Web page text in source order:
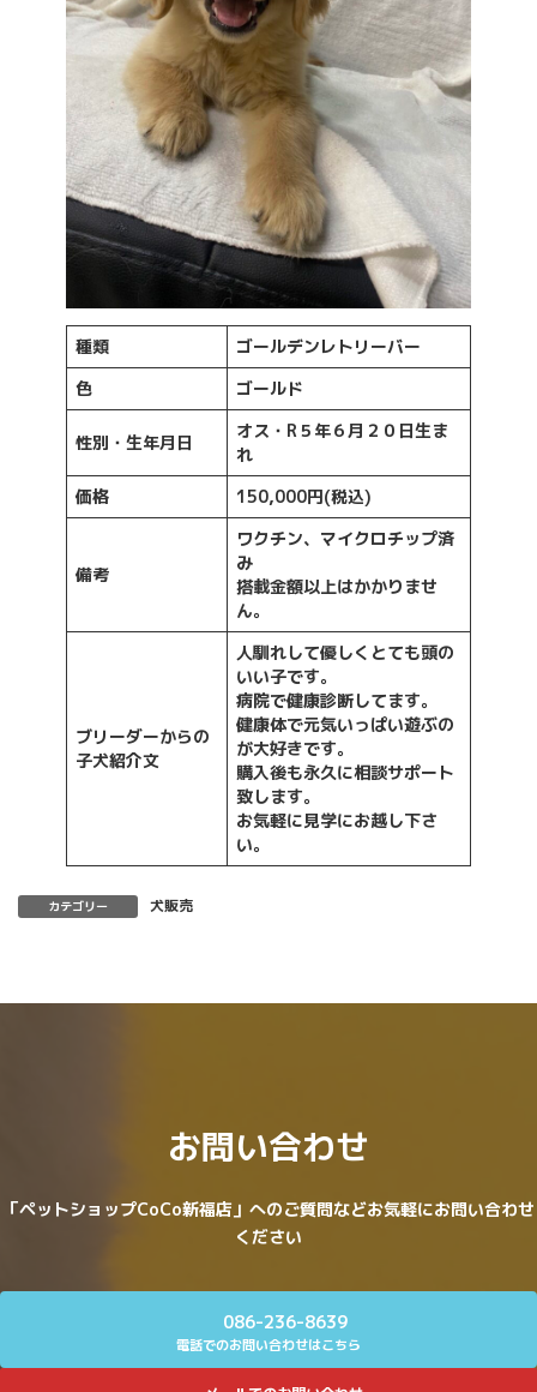
種類
ゴールデンレトリーバー
色
ゴールド
性別・生年月日
オス・R５年６月２０日生ま
れ
価格
150,000円(税込)
備考
ワクチン、マイクロチップ済
み
搭載金額以上はかかりませ
ん。
ブリーダーからの
子犬紹介文
人馴れして優しくとても頭の
いい子です。
病院で健康診断してます。
健康体で元気いっぱい遊ぶの
が大好きです。
購入後も永久に相談サポート
致します。
お気軽に見学にお越し下さ
い。
カテゴリー 犬販売
お問い合わせ
「ペットショップCoCo新福店」へのご質問などお気軽にお問い合わせ
ください
086-236-8639
電話でのお問い合わせはこちら